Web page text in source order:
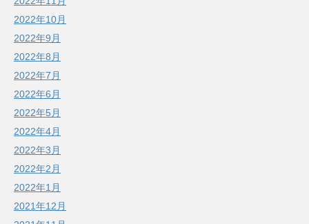
2022年10月
2022年9月
2022年8月
2022年7月
2022年6月
2022年5月
2022年4月
2022年3月
2022年2月
2022年1月
2021年12月